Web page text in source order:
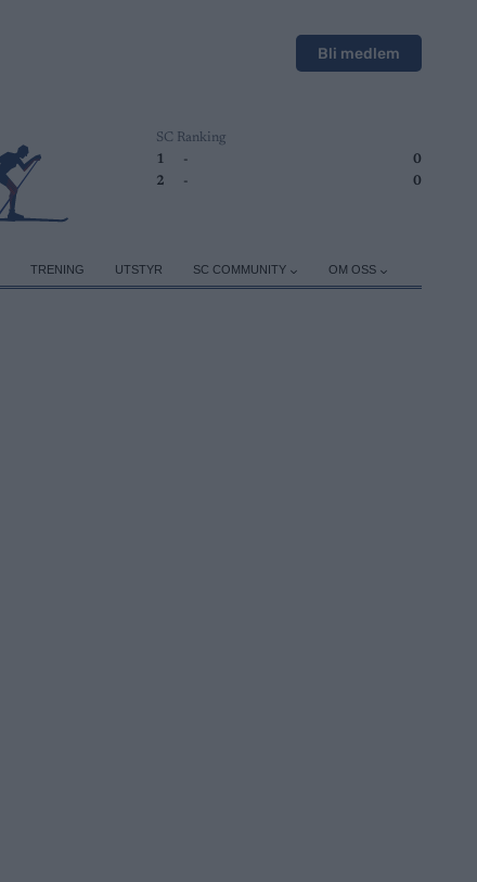
Bli medlem
SC Ranking
1
-
0
2
- 0
TRENING UTSTYR SC COMMUNITY OM OSS